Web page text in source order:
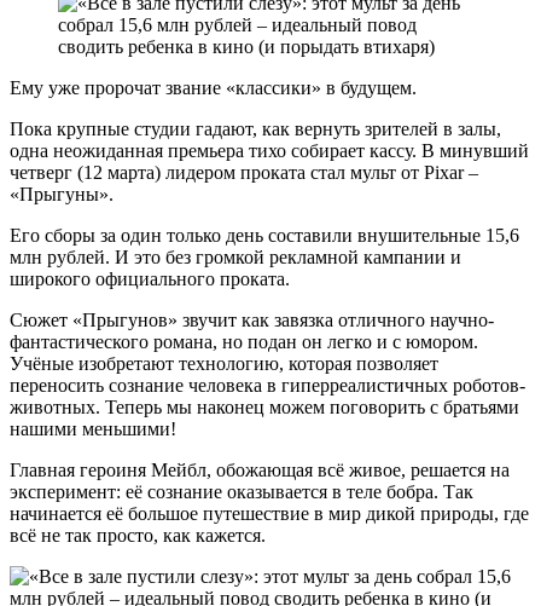
Ему уже пророчат звание «классики» в будущем.
Пока крупные студии гадают, как вернуть зрителей в залы,
одна неожиданная премьера тихо собирает кассу. В минувший
четверг (12 марта) лидером проката стал мульт от Pixar –
«Прыгуны».
Его сборы за один только день составили внушительные 15,6
млн рублей. И это без громкой рекламной кампании и
широкого официального проката.
Сюжет «Прыгунов» звучит как завязка отличного научно-
фантастического романа, но подан он легко и с юмором.
Учёные изобретают технологию, которая позволяет
переносить сознание человека в гиперреалистичных роботов-
животных. Теперь мы наконец можем поговорить с братьями
нашими меньшими!
Главная героиня Мейбл, обожающая всё живое, решается на
эксперимент: её сознание оказывается в теле бобра. Так
начинается её большое путешествие в мир дикой природы, где
всё не так просто, как кажется.